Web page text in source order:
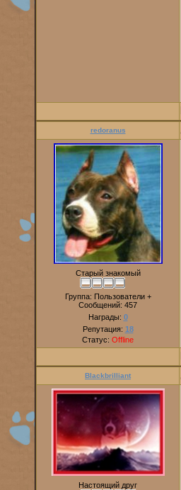
redoranus
Старый знакомый
Группа: Пользователи +
Сообщений: 457
Награды: 0
Репутация: 18
Статус: Offline
Blackbrilliant
Настоящий друг